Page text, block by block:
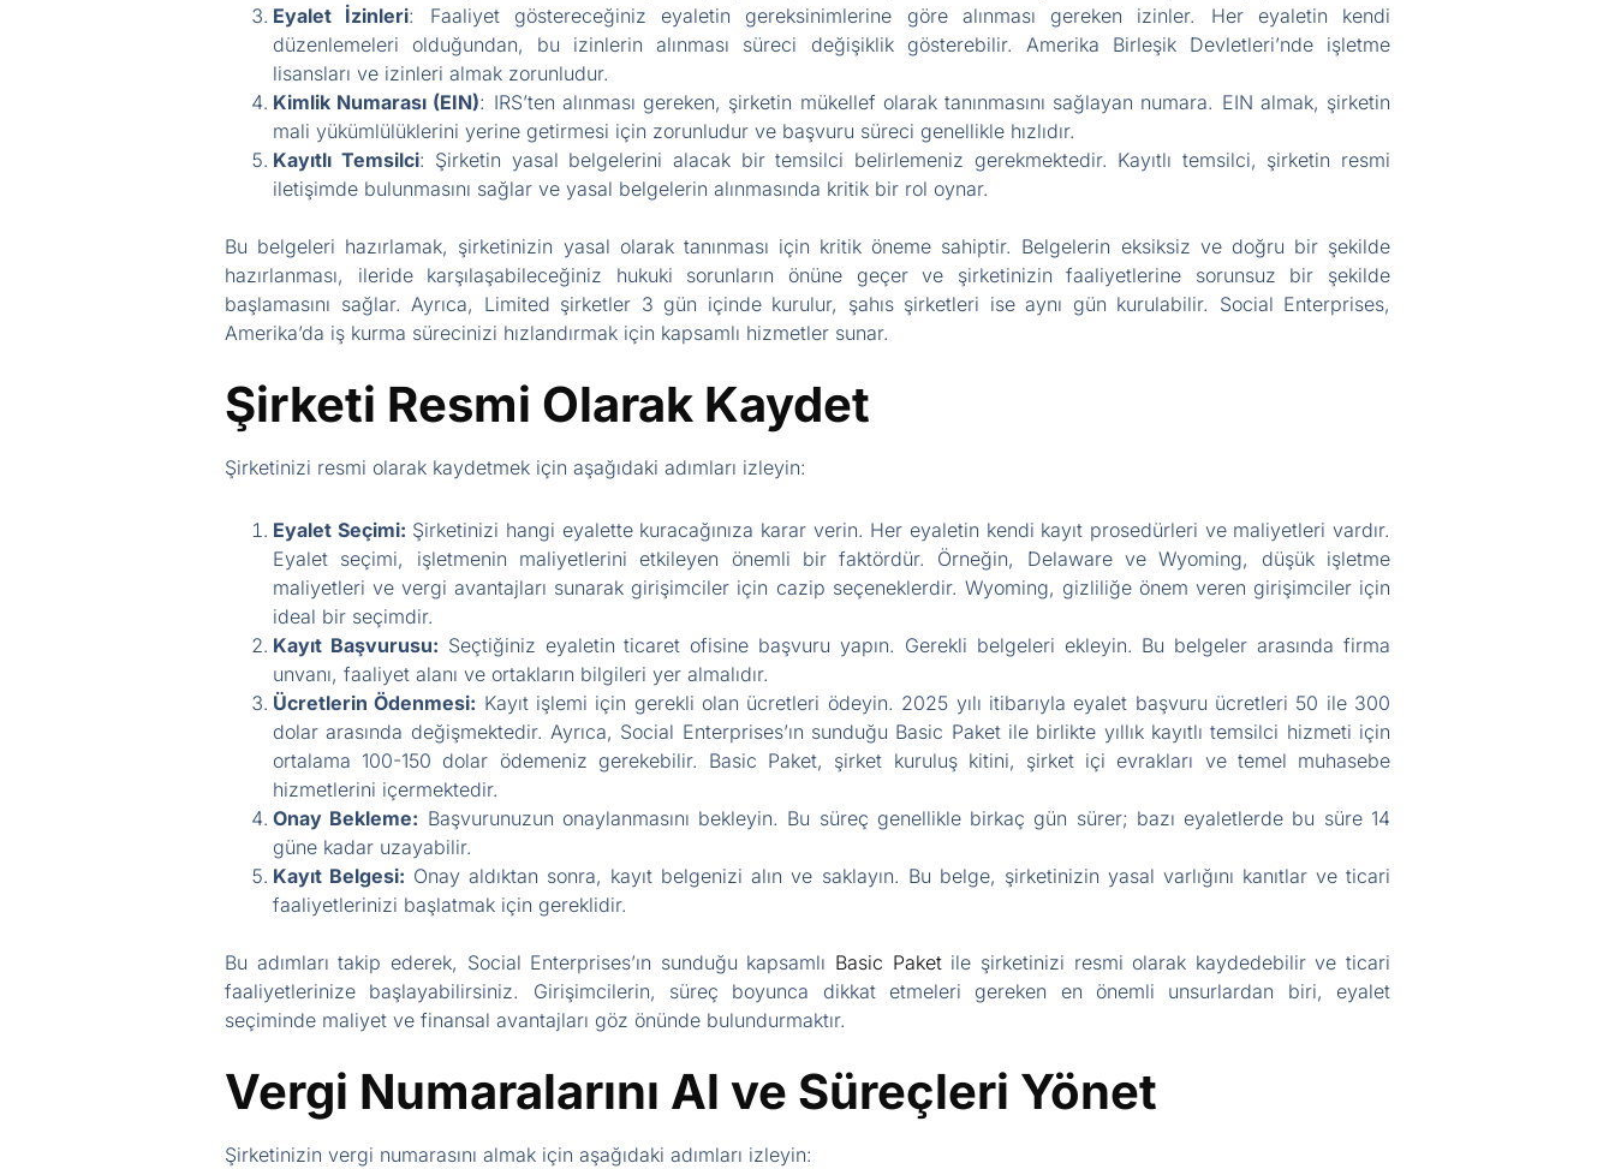
Eyalet İzinleri: Faaliyet göstereceğiniz eyaletin gereksinimlerine göre alınması gereken izinler. Her eyaletin kendi
düzenlemeleri olduğundan, bu izinlerin alınması süreci değişiklik gösterebilir. Amerika Birleşik Devletleri’nde işletme
lisansları ve izinleri almak zorunludur.
Kimlik Numarası (EIN): IRS’ten alınması gereken, şirketin mükellef olarak tanınmasını sağlayan numara. EIN almak, şirketin
mali yükümlülüklerini yerine getirmesi için zorunludur ve başvuru süreci genellikle hızlıdır.
Kayıtlı Temsilci: Şirketin yasal belgelerini alacak bir temsilci belirlemeniz gerekmektedir. Kayıtlı temsilci, şirketin resmi
iletişimde bulunmasını sağlar ve yasal belgelerin alınmasında kritik bir rol oynar.
Bu belgeleri hazırlamak, şirketinizin yasal olarak tanınması için kritik öneme sahiptir. Belgelerin eksiksiz ve doğru bir şekilde
hazırlanması, ileride karşılaşabileceğiniz hukuki sorunların önüne geçer ve şirketinizin faaliyetlerine sorunsuz bir şekilde
başlamasını sağlar. Ayrıca, Limited şirketler 3 gün içinde kurulur, şahıs şirketleri ise aynı gün kurulabilir. Social Enterprises,
Amerika’da iş kurma sürecinizi hızlandırmak için kapsamlı hizmetler sunar.
Şirketi Resmi Olarak Kaydet
Şirketinizi resmi olarak kaydetmek için aşağıdaki adımları izleyin:
Eyalet Seçimi: Şirketinizi hangi eyalette kuracağınıza karar verin. Her eyaletin kendi kayıt prosedürleri ve maliyetleri vardır.
Eyalet seçimi, işletmenin maliyetlerini etkileyen önemli bir faktördür. Örneğin, Delaware ve Wyoming, düşük işletme
maliyetleri ve vergi avantajları sunarak girişimciler için cazip seçeneklerdir. Wyoming, gizliliğe önem veren girişimciler için
ideal bir seçimdir.
Kayıt Başvurusu: Seçtiğiniz eyaletin ticaret ofisine başvuru yapın. Gerekli belgeleri ekleyin. Bu belgeler arasında firma
unvanı, faaliyet alanı ve ortakların bilgileri yer almalıdır.
Ücretlerin Ödenmesi: Kayıt işlemi için gerekli olan ücretleri ödeyin. 2025 yılı itibarıyla eyalet başvuru ücretleri 50 ile 300
dolar arasında değişmektedir. Ayrıca, Social Enterprises’ın sunduğu Basic Paket ile birlikte yıllık kayıtlı temsilci hizmeti için
ortalama 100-150 dolar ödemeniz gerekebilir. Basic Paket, şirket kuruluş kitini, şirket içi evrakları ve temel muhasebe
hizmetlerini içermektedir.
Onay Bekleme: Başvurunuzun onaylanmasını bekleyin. Bu süreç genellikle birkaç gün sürer; bazı eyaletlerde bu süre 14
güne kadar uzayabilir.
Kayıt Belgesi: Onay aldıktan sonra, kayıt belgenizi alın ve saklayın. Bu belge, şirketinizin yasal varlığını kanıtlar ve ticari
faaliyetlerinizi başlatmak için gereklidir.
Bu adımları takip ederek, Social Enterprises’ın sunduğu kapsamlı Basic Paketile şirketinizi resmi olarak kaydedebilir ve ticari
faaliyetlerinize başlayabilirsiniz. Girişimcilerin, süreç boyunca dikkat etmeleri gereken en önemli unsurlardan biri, eyalet
seçiminde maliyet ve finansal avantajları göz önünde bulundurmaktır.
Vergi Numaralarını Al ve Süreçleri Yönet
Şirketinizin vergi numarasını almak için aşağıdaki adımları izleyin: